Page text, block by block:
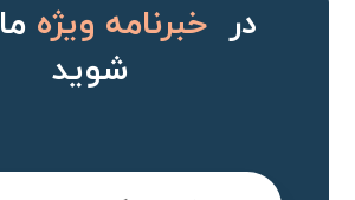
درخبرنامه ویژه
شوید